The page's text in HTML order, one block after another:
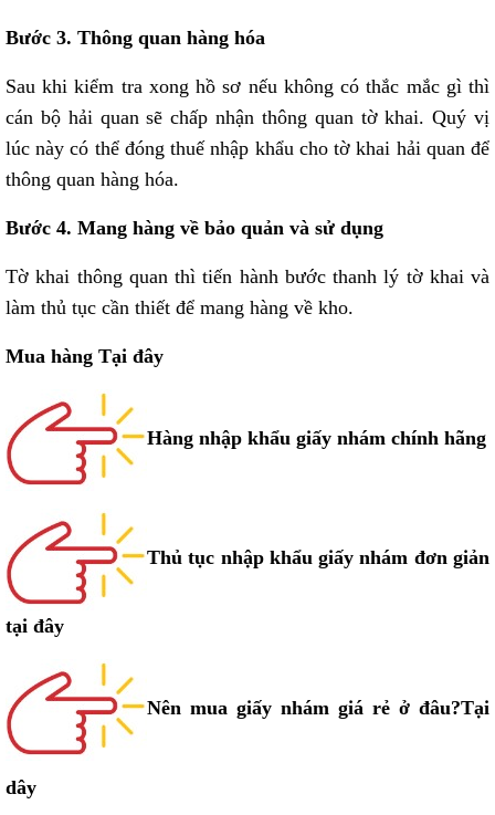
Bước 3. Thông quan hàng hóa
Sau khi kiểm tra xong hồ sơ nếu không có thắc mắc gì thì
cán bộ hải quan sẽ chấp nhận thông quan tờ khai. Quý vị
lúc này có thể đóng thuế nhập khẩu cho tờ khai hải quan để
thông quan hàng hóa.
Bước 4. Mang hàng về bảo quản và sử dụng
Tờ khai thông quan thì tiến hành bước thanh lý tờ khai và
làm thủ tục cần thiết để mang hàng về kho.
Mua hàng Tại đây
Hàng nhập khẩu giấy nhám chính hãng
Thủ tục nhập khẩu giấy nhám đơn giản
tại đây
Nên mua giấy nhám giá rẻ ở đâu?Tại
dây